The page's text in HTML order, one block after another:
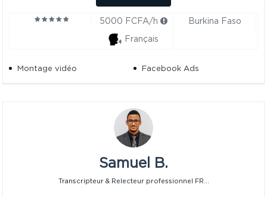
5000 FCFA/h Burkina Faso
Français
Montage vidéo Facebook Ads
Samuel B.
Transcripteur & Relecteur professionnel FR...